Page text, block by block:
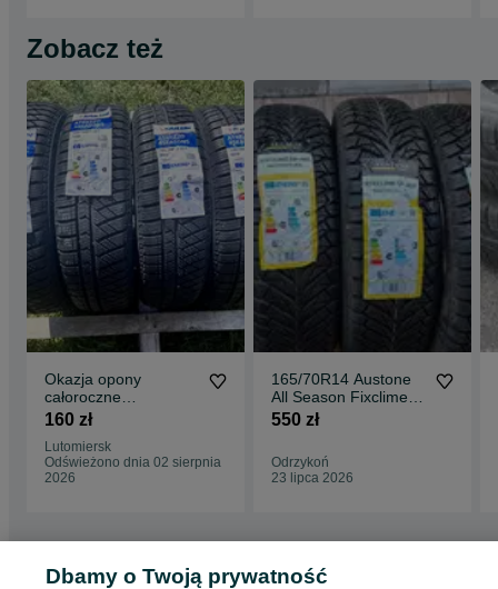
Zobacz też
Okazja opony
całoroczne
165/70R14 Sailun
4SEASONS 2025r.
NOWE
160 zł
Lutomiersk
Odświeżono dnia 02 sierpnia
2026
165/70R14 Austone
All Season Fixclime
SP-401
550 zł
Odrzykoń
23 lipca 2026
Strona główna Motoryzacja Opony i Felgi Opony
Dbamy o Twoją prywatność